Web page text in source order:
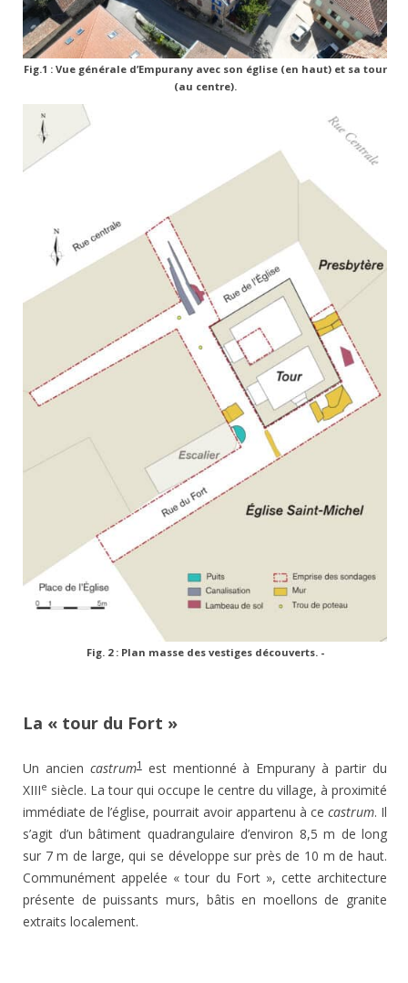
Fig.1 : Vue générale d’Empurany avec son église (en haut) et sa tour
(au centre).
Fig. 2 : Plan masse des vestiges découverts. -
La « tour du Fort »
Un ancien castrum1est mentionné à Empurany à partir du
XIIIe siècle. La tour qui occupe le centre du village, à proximité
immédiate de l’église, pourrait avoir appartenu à ce castrum. Il
s’agit d’un bâtiment quadrangulaire d’environ 8,5 m de long
sur 7 m de large, qui se développe sur près de 10 m de haut.
Communément appelée « tour du Fort », cette architecture
présente de puissants murs, bâtis en moellons de granite
extraits localement.